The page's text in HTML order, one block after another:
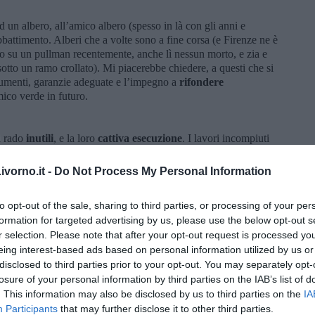
- Do Not Process My Personal Information
opt-out of the sale, sharing to third parties, or processing of your
for targeted advertising by us, please use the below opt-out
selection. Please note that after your opt-out request is processed
interest-based ads based on personal information utilized by us
to third parties prior to your opt-out. You may separately
of your personal information by third parties on the IAB’s list of
This information may also be disclosed by us to third parties on the
Participants that may further disclose it to other third parties.
albero, all’amico albero (spesso in là con gli anni e
Alberi che a volte sono a fine corsa (e Firenze ne è
su un pullman recentemente, anche lì nessun morto, e zia e
un ramo crollato). Mi piacerebbe chiedere, a questi che si
garanzie adeguate e l’impegno a rifondere
verde in futuro.
rado inutili, e la loro cattiva esecuzione. I lavori incompiuti
2009, in particolare la città dello sport a Tor Vergata, con
Vele di Calatrava.
stazioni dell’Alta Velocità, di cui fa bella mostra la buca
morta in culla. Una culla carissima,anche qui di milioni
la prima dopo il terremoto de l’Aquila, in cui gli
battute sull’opportunità di guadagnare che si apre per loro
che più che di pubblici lavori ci si trovi di fronte,
del pubblico.